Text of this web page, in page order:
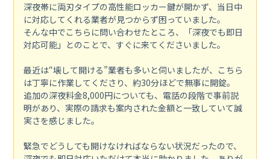
深夜帯に両刃タイプの高性能ロッカー鍵が開かず、当日中
に対応してくれる業者が見つからず困っていました。
そんな中でこちらに問い合わせたところ、「深夜でも即日
対応可能」とのことで、すぐに来てくださいました。
最近は“壊して開ける”業者も多いと伺いましたが、こちら
は丁寧に作業してくださり、約30分ほどで無事に開錠。
追加の深夜料金8,000円についても、電話の段階で事前説
明があり、実際の請求も案内された金額と一致していて誠
実さを感じました。
緊急でどうしても開けなければならない状況だったので、